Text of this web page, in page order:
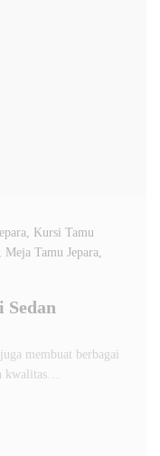
, Kursi Tamu
, Meja Tamu Jepara,
Sedan
membuat berbagai
kwalitas…